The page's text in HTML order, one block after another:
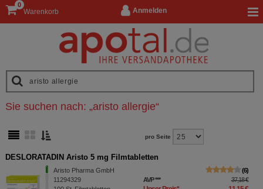
Anmelden
Warenkorb
0
Sie suchen nach: „aristo allergie“
pro Seite
DESLORATADIN Aristo 5 mg Filmtabletten
Aristo Pharma GmbH
11294329
6
AVP*** 37,18 €